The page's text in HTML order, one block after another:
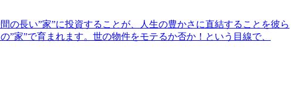
長い”家”に投資することが、人生の豊かさに直結することを彼ら
家”で育まれます。世の物件をモテるか否か！という目線で、